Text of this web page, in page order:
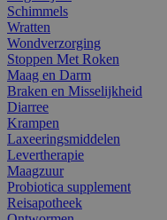
Schimmels
Wratten
Wondverzorging
Stoppen Met Roken
Maag en Darm
Braken en Misselijkheid
Diarree
Krampen
Laxeeringsmiddelen
Levertherapie
Maagzuur
Probiotica supplement
Reisapotheek